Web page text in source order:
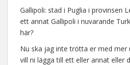
Gallipoli: stad i Puglia i provinsen
ett annat Gallipoli i nuvarande
här?
Nu ska jag inte trötta er med mer
vill ni lägga till ett eller annat eller